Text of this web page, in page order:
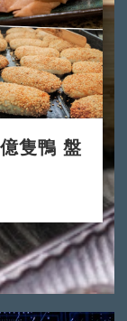
隻鴨 盤